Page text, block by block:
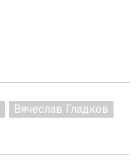
Вячеслав Гладков